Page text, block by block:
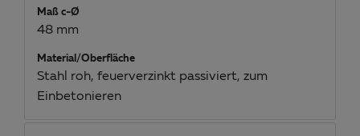
Maß c-Ø
48 mm
Material/Oberfläche
Stahl roh, feuerverzinkt passiviert, zum
Einbetonieren